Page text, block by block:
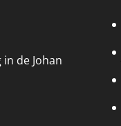
de Johan